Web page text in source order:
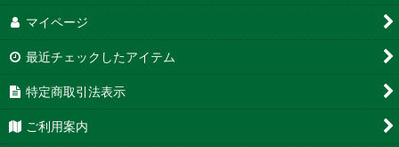
マイページ
最近チェックしたアイテム
特定商取引法表示
ご利用案内